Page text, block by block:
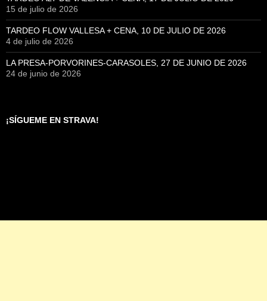
15 de julio de 2026
TARDEO FLOW VALLESA + CENA, 10 DE JULIO DE 2026
4 de julio de 2026
LA PRESA-PORVORINES-CARASOLES, 27 DE JUNIO DE 2026
24 de junio de 2026
¡SÍGUEME EN STRAVA!